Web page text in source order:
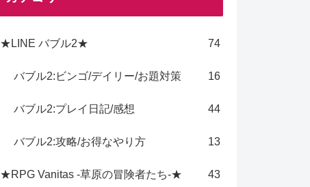
★LINE バブル2★ 74
バブル2:ビンゴ/デイリー/お題対策 16
バブル2:プレイ日記/感想 44
バブル2:攻略/お得なやり方 13
★RPG Vanitas -草原の冒険者たち-★ 43